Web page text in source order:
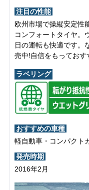
注目の性能
欧州市場で操縦安定性
コンフォートタイヤ。
日の運転も快適です。
売中!自信をもっておす
ラベリング
おすすめの車種
軽自動車・コンパクト
発売時期
2016年2月